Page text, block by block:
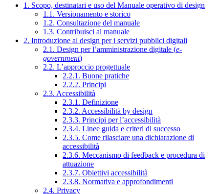
1. Scopo, destinatari e uso del Manuale operativo di design
1.1. Versionamento e storico
1.2. Consultazione del manuale
1.3. Contribuisci al manuale
2. Introduzione al design per i servizi pubblici digitali
2.1. Design per l’amministrazione digitale (e-
government)
2.2. L’approccio progettuale
2.2.1. Buone pratiche
2.2.2. Principi
2.3. Accessibilità
2.3.1. Definizione
2.3.2. Accessibilità by design
2.3.3. Principi per l’accessibilità
2.3.4. Linee guida e criteri di successo
2.3.5. Come rilasciare una dichiarazione di
accessibilità
2.3.6. Meccanismo di feedback e procedura di
attuazione
2.3.7. Obiettivi accessibilità
2.3.8. Normativa e approfondimenti
2.4. Privacy